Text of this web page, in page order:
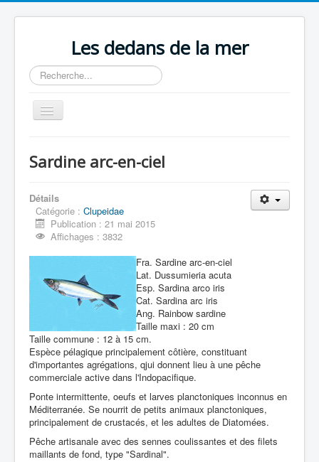
Les dedans de la mer
Rechercher
Basculer
la
Publications
Contenu du livre
Revue de presse
Contact
Sardine arc-en-ciel
Détails
Catégorie : Clupeidae
Publication : 21 mai 2015
Affichages : 3832
Fra. Sardine arc-en-ciel
Lat. Dussumieria acuta
Esp. Sardina arco iris
Cat. Sardina arc iris
Ang. Rainbow sardine
Taille maxi : 20 cm
Taille commune : 12 à 15 cm.
Espèce pélagique principalement côtière, constituant
d'importantes agrégations, qjui donnent lieu à une pêche
commerciale active dans l'Indopacifique.
Ponte intermittente, oeufs et larves planctoniques inconnus en
Méditerranée. Se nourrit de petits animaux planctoniques,
principalement de crustacés, et les adultes de Diatomées.
Pêche artisanale avec des sennes coulissantes et des filets
maillants de fond, type "Sardinal".